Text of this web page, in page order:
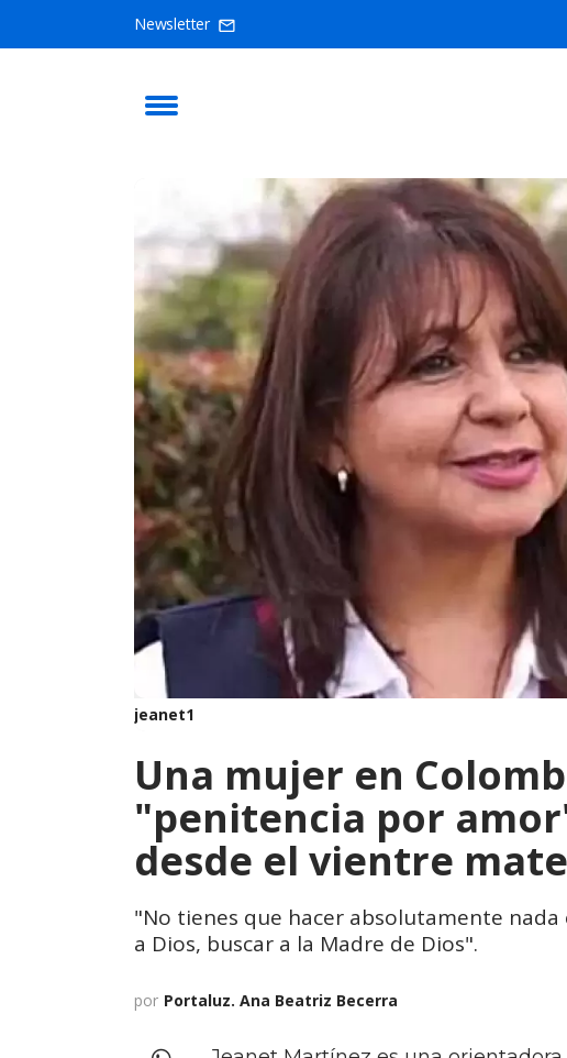
Newsletter
jeanet1
Una mujer en
"penitencia por
desde el vientre
"No tienes que hacer absolutamente
a Dios, buscar a la Madre de Dios".
por Portaluz. Ana Beatriz Becerra